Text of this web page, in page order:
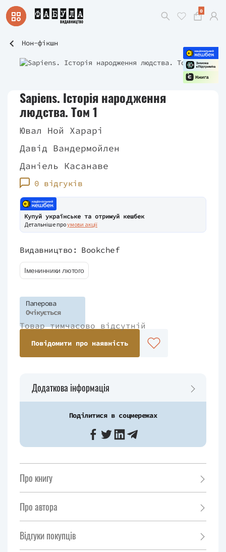
0
Нон-фікшн
Sapiens. Історія народження
людства. Том 1
Ювал Ной Харарі
Давід Вандермойлен
Даніель Касанаве
0 відгуків
Купуй українське та отримуй кешбек
Детальніше проумови акції
Видавництво: Bookchef
Іменинники лютого
Паперова
Очікується
Товар тимчасово відсутній
Повідомити про наявність
Додаткова інформація
Поділитися в соцмережах
Про книгу
Про автора
Відгуки покупців